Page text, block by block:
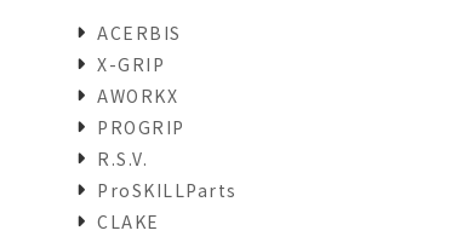
ACERBIS
X-GRIP
AWORKX
PROGRIP
R.S.V.
ProSKILLParts
CLAKE